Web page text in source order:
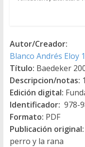
Autor/Creador:
Blanco Andrés Eloy
Título: Baedeker
Descripcion/notas:
Edición digital:
Identificador: 978-
Formato: PDF
Publicación original:
perro y la rana